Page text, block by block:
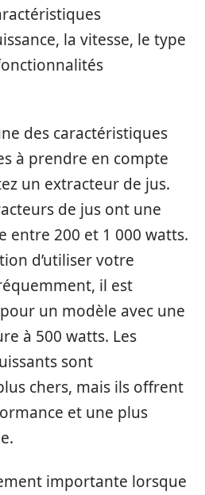
la vitesse, le type
des caractéristiques
à prendre en compte
un extracteur de jus.
de jus ont une
entre 200 et 1 000 watts.
d’utiliser votre
il est
un modèle avec une
à 500 watts. Les
sont
chers, mais ils offrent
et une plus
importante lorsque